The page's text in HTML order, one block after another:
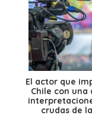
El actor que
Chile con una
crudas de